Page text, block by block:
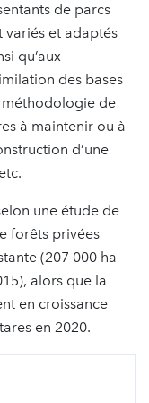
de parcs
variés et adaptés
qu’aux
des bases
méthodologie de
à maintenir ou à
d’une
une étude de
forêts privées
(207 000 ha
alors que la
en croissance
en 2020.